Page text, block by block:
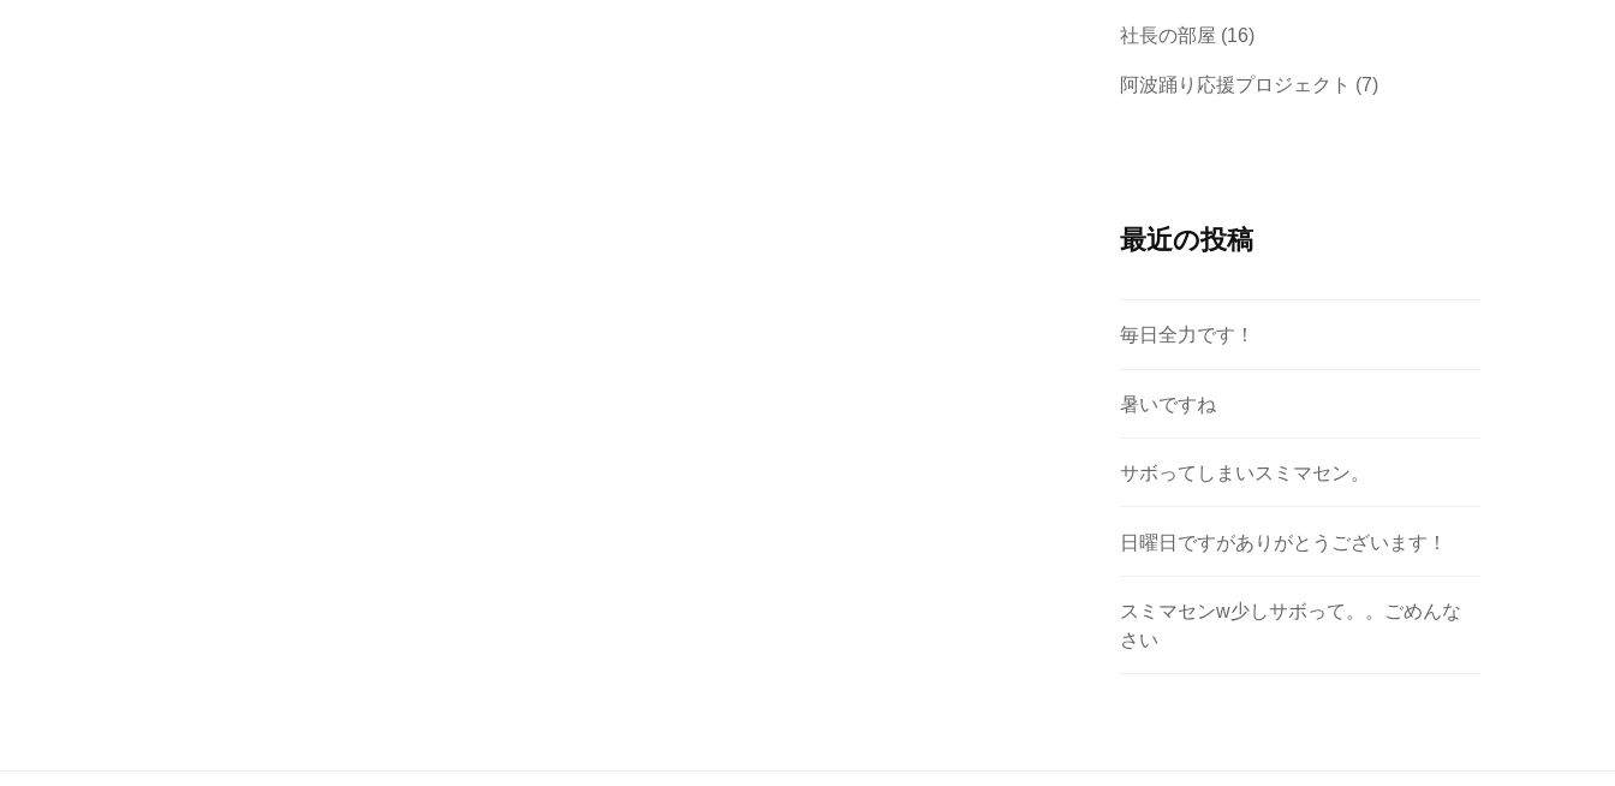
社長の部屋 (16)
阿波踊り応援プロジェクト (7)
最近の投稿
毎日全力です！
暑いですね
サボってしまいスミマセン。
日曜日ですがありがとうございます！
スミマセンw少しサボって。。ごめんな
さい